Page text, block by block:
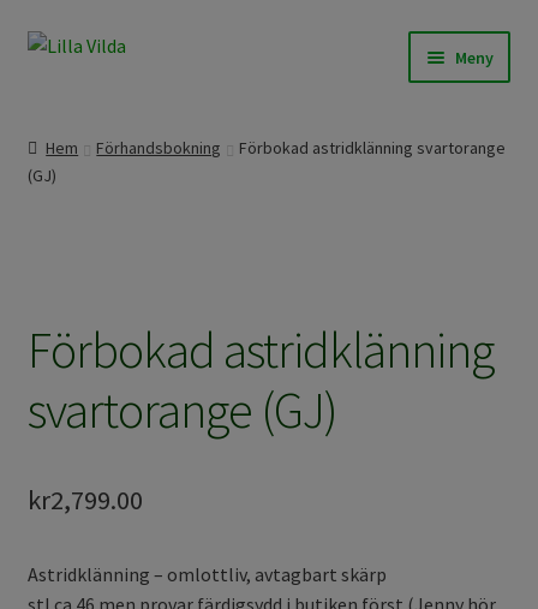
Hoppa
Hoppa
Meny
Beställningssömnad
Övrigt / Info
Hem Förhandsbokning
Förbokad astridklänning svartorange
(GJ)
Förbokad astridklänning
svartorange (GJ)
kr2,799.00
Astridklänning – omlottliv, avtagbart skärp
stl ca 46 men provar färdigsydd i butiken först (Jenny hör